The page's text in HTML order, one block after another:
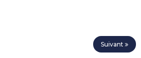
Suivant